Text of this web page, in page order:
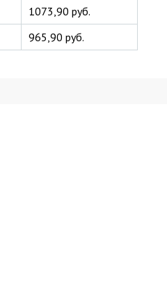
1073,90 руб.
965,90 руб.